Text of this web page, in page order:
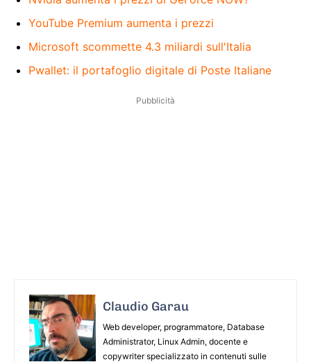
YouTube Premium aumenta i prezzi
Microsoft scommette 4.3 miliardi sull'Italia
Pwallet: il portafoglio digitale di Poste Italiane
Pubblicità
Claudio Garau
Web developer, programmatore, Database
Administrator, Linux Admin, docente e
copywriter specializzato in contenuti sulle